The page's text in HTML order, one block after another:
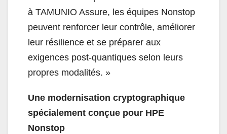
à TAMUNIO Assure, les équipes Nonstop
peuvent renforcer leur contrôle, améliorer
leur résilience et se préparer aux
exigences post-quantiques selon leurs
propres modalités. »
Une modernisation cryptographique
spécialement conçue pour HPE
Nonstop